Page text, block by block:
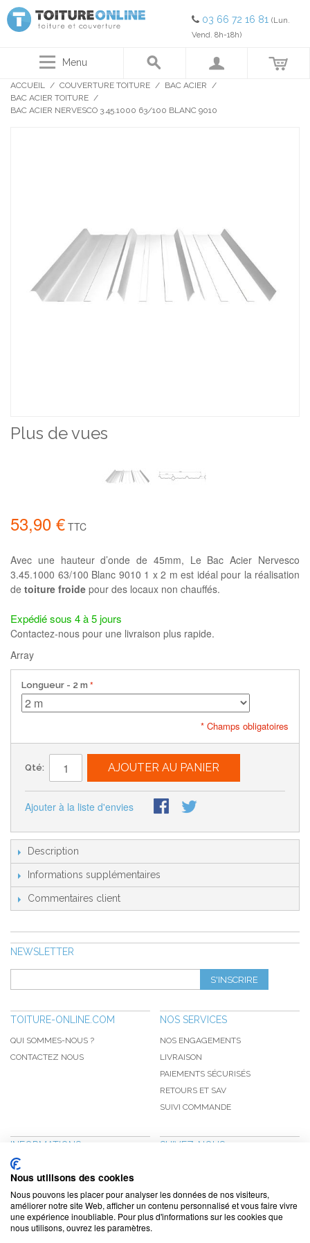
03 66 72 16 81 (Lun.
Vend. 8h-18h)
Menu
ACCUEIL / COUVERTURE TOITURE / BAC ACIER /
BAC ACIER TOITURE /
BAC ACIER NERVESCO 3.45.1000 63/100 BLANC 9010
Plus de vues
53,90 € TTC
Avec une hauteur d’onde de 45mm, Le Bac Acier Nervesco
3.45.1000 63/100 Blanc 9010 1 x 2 m est idéal pour la réalisation
de toiture froide pour des locaux non chauffés.
Expédié sous 4 à 5 jours
Contactez-nous pour une livraison plus rapide.
Array
Longueur - 2 m
* Champs obligatoires
Qté: AJOUTER AU PANIER
Ajouter à la liste d'envies
Description
Informations supplémentaires
Commentaires client
NEWSLETTER
S'INSCRIRE
TOITURE-ONLINE.COM
QUI SOMMES-NOUS ?
CONTACTEZ NOUS
NOS SERVICES
NOS ENGAGEMENTS
LIVRAISON
PAIEMENTS SÉCURISÉS
RETOURS ET SAV
SUIVI COMMANDE
INFORMATIONS
NOUVEAUTÉS
PROMOTIONS
CGV
CONFIDENTIALITÉ
MENTIONS LÉGALES
SUIVEZ-NOUS
NOTRE BLOG
Nous utilisons des cookies
Nous pouvons les placer pour analyser les données de nos visiteurs,
améliorer notre site Web, afficher un contenu personnalisé et vous faire vivre
une expérience inoubliable. Pour plus d'informations sur les cookies que
nous utilisons, ouvrez les paramètres.